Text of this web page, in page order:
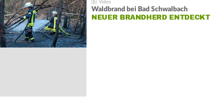
Waldbrand bei Bad Schwalbach
NEUER BRANDHERD ENTDECKT